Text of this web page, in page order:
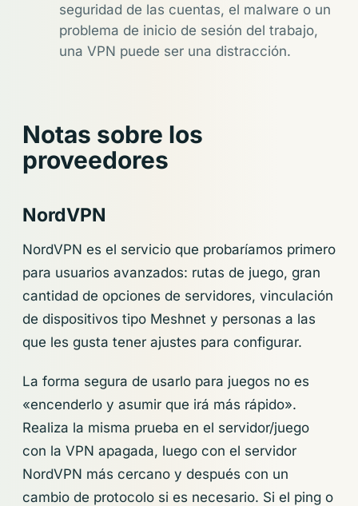
seguridad de las cuentas, el malware o un
problema de inicio de sesión del trabajo,
una VPN puede ser una distracción.
Notas sobre los
proveedores
NordVPN
NordVPN es el servicio que probaríamos primero
para usuarios avanzados: rutas de juego, gran
cantidad de opciones de servidores, vinculación
de dispositivos tipo Meshnet y personas a las
que les gusta tener ajustes para configurar.
La forma segura de usarlo para juegos no es
«encenderlo y asumir que irá más rápido».
Realiza la misma prueba en el servidor/juego
con la VPN apagada, luego con el servidor
NordVPN más cercano y después con un
cambio de protocolo si es necesario. Si el ping o